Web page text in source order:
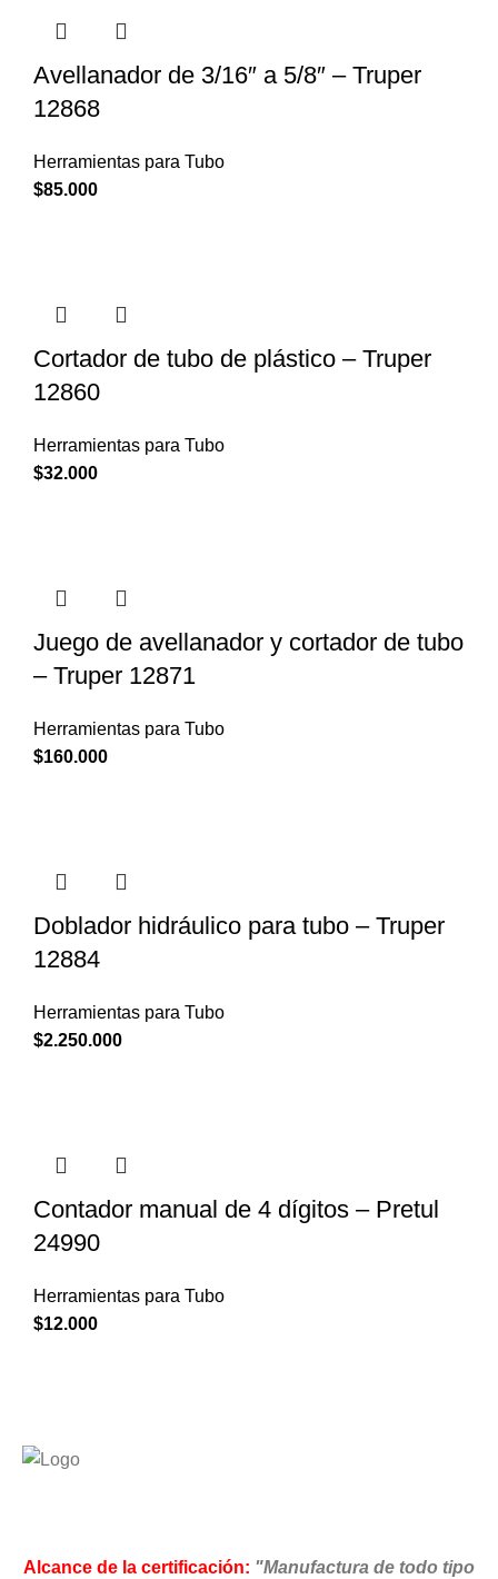
Avellanador de 3/16″ a 5/8″ – Truper
12868
Herramientas para Tubo
$85.000
Cortador de tubo de plástico – Truper
12860
Herramientas para Tubo
$32.000
Juego de avellanador y cortador de tubo
– Truper 12871
Herramientas para Tubo
$160.000
Doblador hidráulico para tubo – Truper
12884
Herramientas para Tubo
$2.250.000
Contador manual de 4 dígitos – Pretul
24990
Herramientas para Tubo
$12.000
Alcance de la certificación: "Manufactura de todo tipo